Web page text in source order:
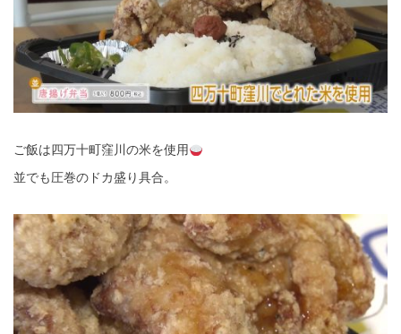
ご飯は四万十町窪川の米を使用
並でも圧巻のドカ盛り具合。